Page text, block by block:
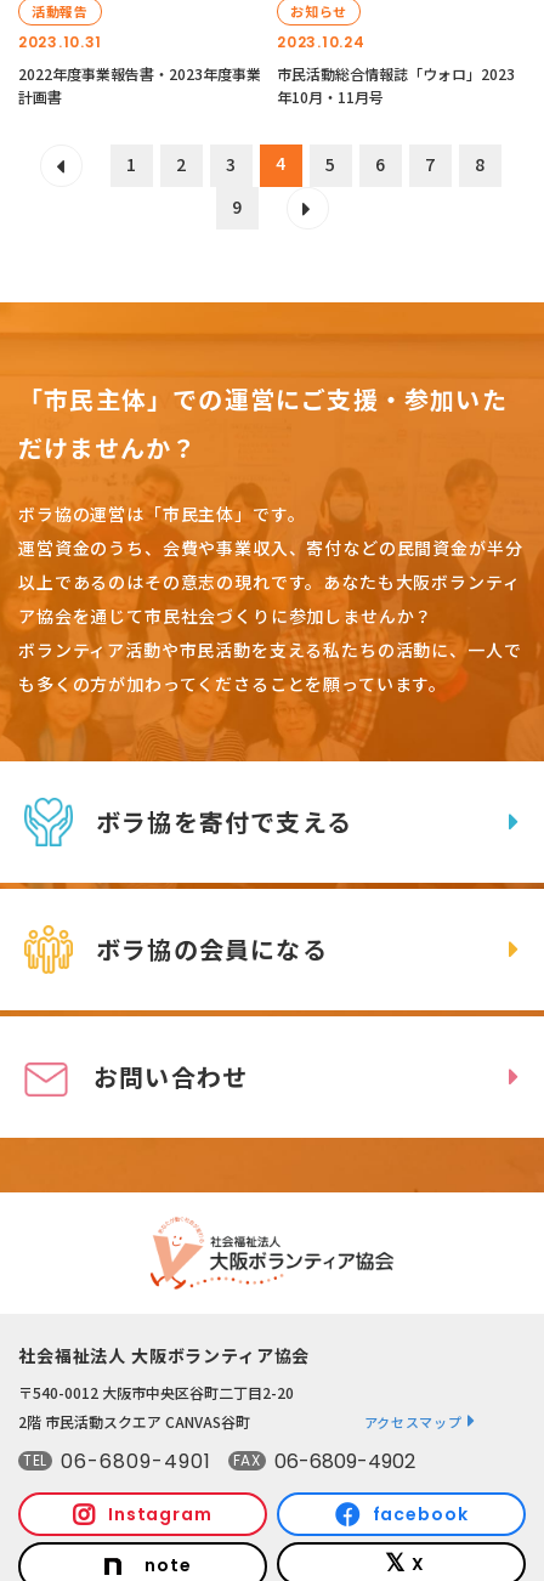
2023.10.31
活動報告
2022年度事業報告書・2023年度事業
計画書
2023.10.24
お知らせ
市民活動総合情報誌「ウォロ」2023
年10月・11月号
1 2 3 4 5 6 7
8
9
「市民主体」での運営にご支援・参加いた
だけませんか？
ボラ協の運営は「市民主体」です。
運営資金のうち、会費や事業収入、寄付などの民間資金が半分
以上であるのはその意志の現れです。 あなたも大阪ボランティ
ア協会を通じて市民社会づくりに参加しませんか？
ボランティア活動や市民活動を支える私たちの活動に、一人で
も多くの方が加わってくださることを願っています。
ボラ協を寄付で支える
ボラ協の会員になる
お問い合わせ
社会福祉法人 大阪ボランティア協会
〒540-0012 大阪市中央区谷町二丁目2-20
2階 市民活動スクエア CANVAS谷町
アクセスマップ
TEL 06-6809-4901 FAX 06-6809-4902
Instagram facebook
note X